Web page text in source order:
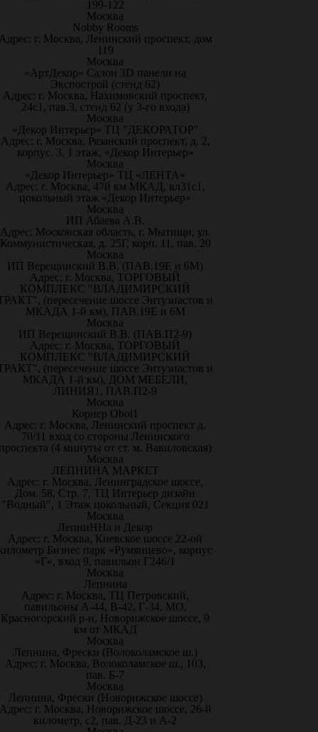
199-122
Москва
Nobby Rooms
г. Москва, Ленинский проспект, дом
119
Москва
«АртДекор» Салон 3D панели на
Экспострой (стенд 62)
Адрес: г. Москва, Нахимовский проспект,
24с1, пав.3, стенд 62 (у 3-го входа)
Москва
«Декор Интерьер» ТЦ "ДЕКОРАТОР"
Адрес: г. Москва, Рязанский проспект, д. 2,
корпус. 3, 1 этаж, «Декор Интерьер»
Москва
«Декор Интерьер» ТЦ «ЛЕНТА»
Адрес: г. Москва, 47й км МКАД, вл31с1,
цокольный этаж «Декор Интерьер»
Москва
ИП Абаева А.В.
Адрес: Московская область, г. Мытищи, ул.
Коммунистическая, д. 25Г, корп. 11, пав. 20
Москва
ИП Верещинский В.В. (ПАВ.19Е и 6М)
Адрес: г. Москва, ТОРГОВЫЙ
КОМПЛЕКС "ВЛАДИМИРСКИЙ
(пересечение шоссе Энтузиастов и
МКАДА 1-й км), ПАВ.19Е и 6М
Москва
ИП Верещинский В.В. (ПАВ.П2-9)
Адрес: г. Москва, ТОРГОВЫЙ
КОМПЛЕКС "ВЛАДИМИРСКИЙ
(пересечение шоссе Энтузиастов и
МКАДА 1-й км), ДОМ МЕБЕЛИ,
ЛИНИЯ1, ПАВ.П2-9
Москва
Корнер Oboi1
Адрес: г. Москва, Ленинский проспект д.
70/11 вход со стороны Ленинского
(4 минуты от ст. м. Вавиловская)
Москва
ЛЕПНИНА МАРКЕТ
Адрес: г. Москва, Ленинградское шоссе,
Дом. 58, Стр. 7, ТЦ Интерьер дизайн
"Водный", 1 Этаж цокольный, Секция 021
Москва
ЛепниННа и Декор
Адрес: г. Москва, Киевское шоссе 22-ой
Бизнес парк «Румянцево», корпус
«Г», вход 9, павильон Г246/1
Москва
Лепнина
Адрес: г. Москва, ТЦ Петровский,
павильоны А-44, В-42, Г-34. МО,
Красногорский р-н, Новорижское шоссе, 9
км от МКАД
Москва
Лепнина, Фрески (Волоколамское ш.)
Адрес: г. Москва, Волоколамское ш., 103,
пав. Б-7
Москва
Лепнина, Фрески (Новорижское шоссе)
г. Москва, Новорижское шоссе, 26-й
километр, с2, пав. Д-23 и А-2